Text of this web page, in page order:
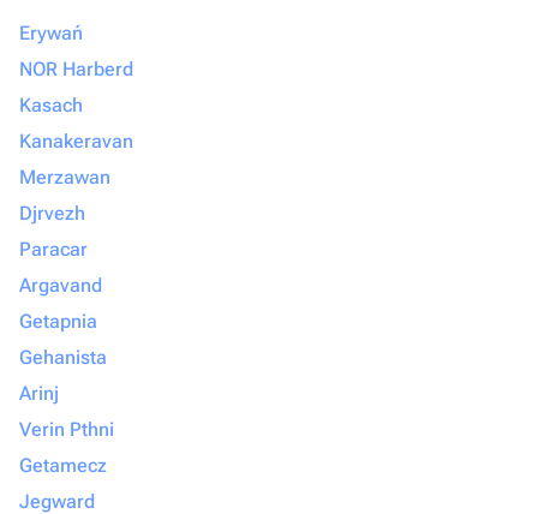
Erywań
NOR Harberd
Kasach
Kanakeravan
Merzawan
Djrvezh
Paracar
Argavand
Getapnia
Gehanista
Arinj
Verin Pthni
Getamecz
Jegward